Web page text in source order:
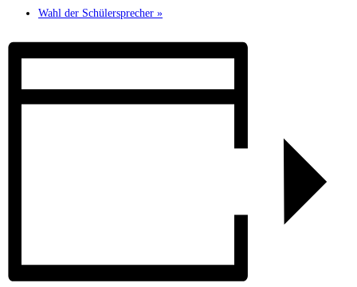
Wahl der Schüler­sprecher »